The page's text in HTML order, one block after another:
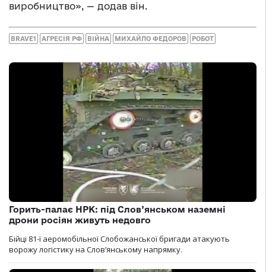
виробництво», — додав він.
BRAVE1 АГРЕСІЯ РФ ВІЙНА МИХАЙЛО ФЕДОРОВ РОБОТ
Горить-палає НРК: під Слов’янськом наземні
дрони росіян живуть недовго
Бійці 81-ї аеромобільної Слобожанської бригади атакують
ворожу логістику на Словʼянському напрямку.